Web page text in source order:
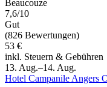
Beaucouze
7,6/10
Gut
(826 Bewertungen)
53 €
inkl. Steuern & Gebühren
13. Aug.–14. Aug.
Hotel Campanile Angers